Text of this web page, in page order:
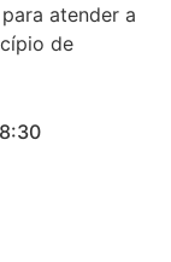
atender a
de